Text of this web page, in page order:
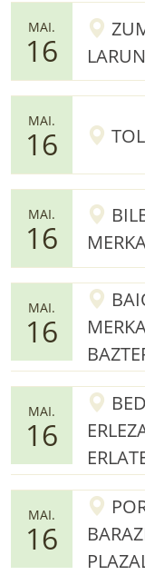
MAI.
16
MAI.
16
MAI.
16
MAI.
16
MAI.
16
MAI.
16